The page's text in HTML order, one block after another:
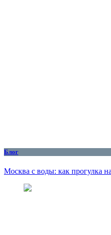
Блог
Москва с воды: как прогулка